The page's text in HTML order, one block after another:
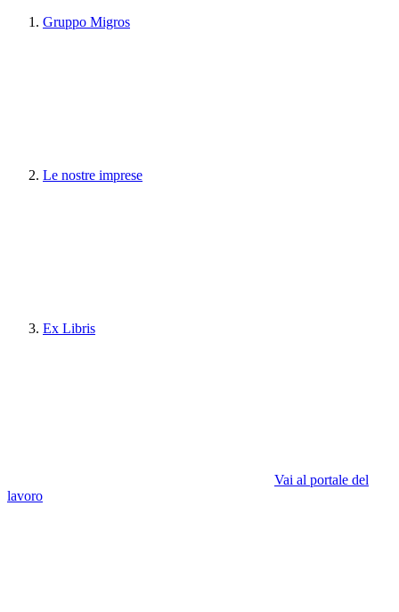
Gruppo Migros
Le nostre imprese
Ex Libris
Vai al portale del
lavoro